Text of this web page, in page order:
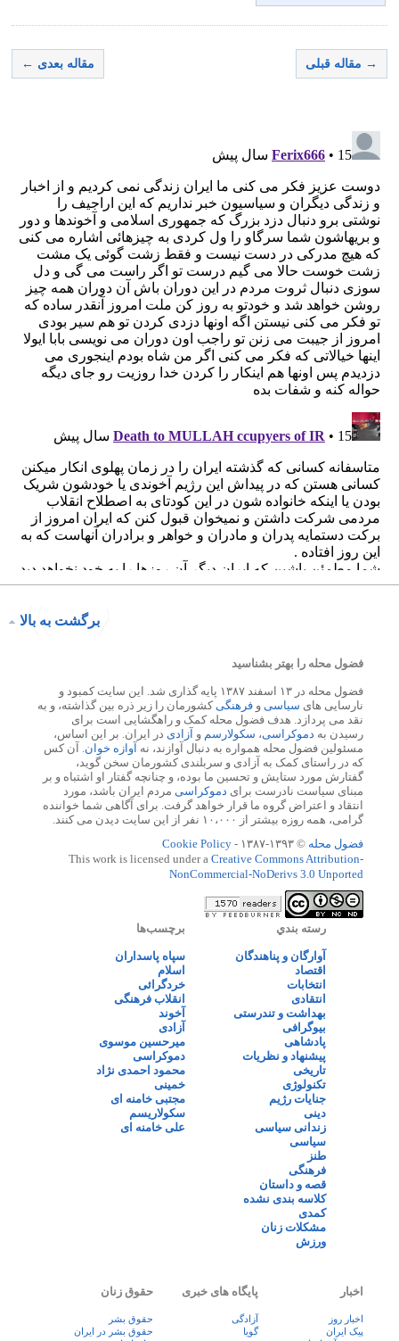
→ مقاله قبلی مقاله بعدی ←
برگشت به بالا
فضول محله را بهتر بشناسید
فضول محله در ۱۳ اسفند ۱۳۸۷ پایه گذاری شد. این سایت کمبود و
نارسایی های سیاسی و فرهنگی کشورمان را زیر ذره بین گذاشته، و به
نقد می پردازد. هدف فضول محله کمک و راهگشایی است برای
رسیدن به دموکراسی، سکولارسم و آزادی در ایران. بر این اساس،
مسئولین فضول محله همواره به دنبال آوازند، نه آوازه خوان . آن کس
که در راستای کمک به آزادی و سربلندی کشورمان سخن گوید،
گفتارش مورد ستایش و تحسین ما بوده، و چنانچه گفتار او اشتباه و بر
مبنای سیاست نادرست برای دموکراسی مردم ایران باشد، مورد
انتقاد و اعتراض گروه ما قرار خواهد گرفت. برای آگاهی شما خواننده
گرامی، همه روزه بیشتر از ۱۰،۰۰۰ نفر از این سایت دیدن می کنند.
فضول محله © ۱۳۹۳-۱۳۸۷ -
Cookie Policy
This work is licensed under a Creative Commons Attribution-
NonCommercial-NoDerivs 3.0 Unported
رسته بندي
آوارگان و پناهندگان
اقتصاد
انتخابات
انتقادی
بهداشت و تندرستی
بیوگرافی
پادشاهی
پیشنهاد و نظریات
تاریخی
تکنولوژی
جنایات رژیم
دینی
زندانی سیاسی
سیاسی
طنز
فرهنگی
قصه و داستان
کلاسه بندی نشده
کمدی
مشکلات زنان
ورزش
برچسب‌ها
سپاه پاسداران
اسلام
خردگرائی
انقلاب فرهنگی
آخوند
آزادی
میرحسین موسوی
دموکراسی
محمود احمدی نژاد
خمینی
مجتبی خامنه ای
سکولاریسم
علی خامنه ای
اخبار
اخبار روز
پيک ايران
پایگاه های خبری
آزادگی
گویا
حقوق زنان
حقوق بشر
حقوق بشر در ایران